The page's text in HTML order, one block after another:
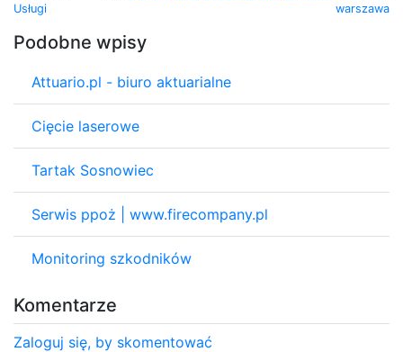
Usługi
warszawa
Podobne wpisy
Attuario.pl - biuro aktuarialne
Cięcie laserowe
Tartak Sosnowiec
Serwis ppoż | www.firecompany.pl
Monitoring szkodników
Komentarze
Zaloguj się, by skomentować